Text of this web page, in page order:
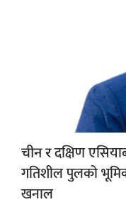
चीन रदक्षिण
गतिशील पुलको भूमिका
खनाल